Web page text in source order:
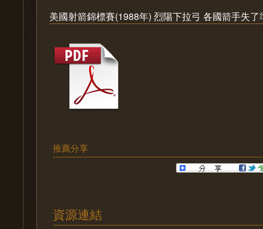
美國射箭錦標賽(1988年) 烈陽下拉弓 各國箭手失
推薦分享
資源連結